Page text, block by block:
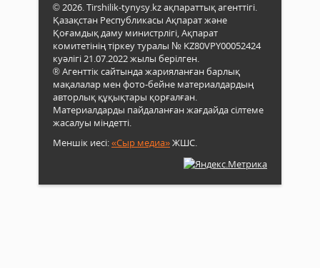
© 2026. Tirshilik-tynysy.kz ақпараттық агенттігі.
Қазақстан Республикасы Ақпарат және
Қоғамдық даму министрлігі, Ақпарат
комитетінің тіркеу туралы № KZ80VPY00052424
куәлігі 21.07.2022 жылы берілген.
® Агенттік сайтында жарияланған барлық
мақалалар мен фото-бейне материалдардың
авторлық құқықтары қорғалған.
Материалдарды пайдаланған жағдайда сілтеме
жасалуы міндетті.
Меншік иесі:«Сыр медиа»ЖШС.